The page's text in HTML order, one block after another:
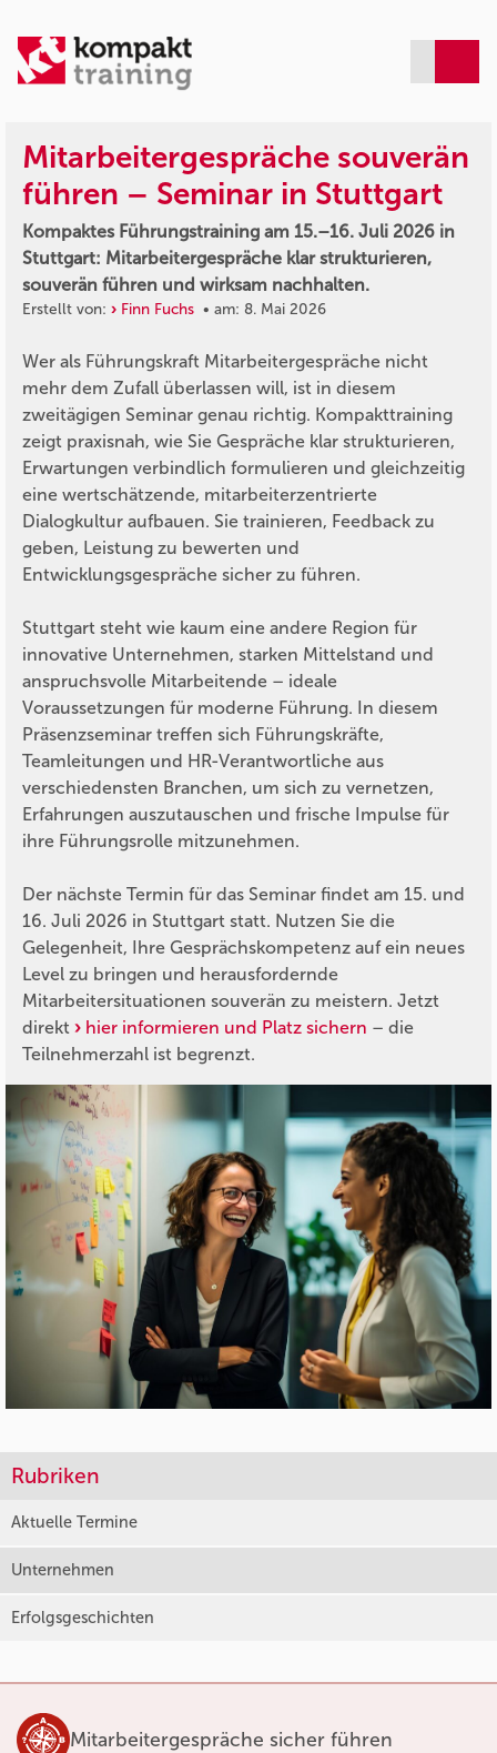
Mitarbeitergespräche souverän
führen – Seminar in Stuttgart
Kompaktes Führungstraining am 15.–16. Juli 2026 in
Stuttgart: Mitarbeitergespräche klar strukturieren,
souverän führen und wirksam nachhalten.
Erstellt von: Finn Fuchs • am: 8. Mai 2026
Wer als Führungskraft Mitarbeitergespräche nicht
mehr dem Zufall überlassen will, ist in diesem
zweitägigen Seminar genau richtig. Kompakttraining
zeigt praxisnah, wie Sie Gespräche klar strukturieren,
Erwartungen verbindlich formulieren und gleichzeitig
eine wertschätzende, mitarbeiterzentrierte
Dialogkultur aufbauen. Sie trainieren, Feedback zu
geben, Leistung zu bewerten und
Entwicklungsgespräche sicher zu führen.
Stuttgart steht wie kaum eine andere Region für
innovative Unternehmen, starken Mittelstand und
anspruchsvolle Mitarbeitende – ideale
Voraussetzungen für moderne Führung. In diesem
Präsenzseminar treffen sich Führungskräfte,
Teamleitungen und HR-Verantwortliche aus
verschiedensten Branchen, um sich zu vernetzen,
Erfahrungen auszutauschen und frische Impulse für
ihre Führungsrolle mitzunehmen.
Der nächste Termin für das Seminar findet am 15. und
16. Juli 2026 in Stuttgart statt. Nutzen Sie die
Gelegenheit, Ihre Gesprächskompetenz auf ein neues
Level zu bringen und herausfordernde
Mitarbeitersituationen souverän zu meistern. Jetzt
direkt
hier informieren und Platz sichern – die
Teilnehmerzahl ist begrenzt.
Rubriken
Aktuelle Termine
Unternehmen
Erfolgsgeschichten
Mitarbeitergespräche sicher führen